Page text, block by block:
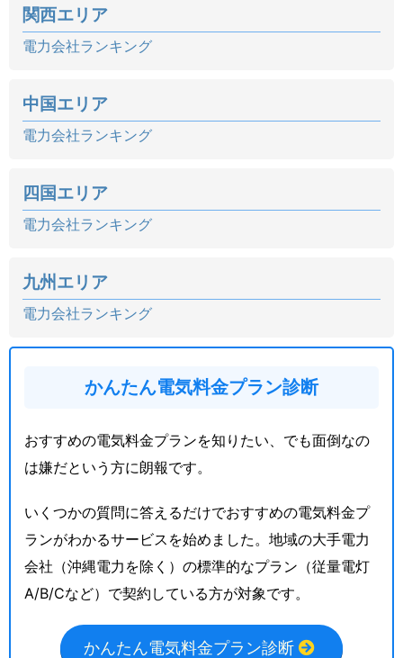
関西エリア
電力会社ランキング
中国エリア
電力会社ランキング
四国エリア
電力会社ランキング
九州エリア
電力会社ランキング
かんたん電気料金プラン診断
おすすめの電気料金プランを知りたい、でも面倒なの
は嫌だという方に朗報です。
いくつかの質問に答えるだけでおすすめの電気料金プ
ランがわかるサービスを始めました。地域の大手電力
会社（沖縄電力を除く）の標準的なプラン（従量電灯
A/B/Cなど）で契約している方が対象です。
かんたん電気料金プラン診断